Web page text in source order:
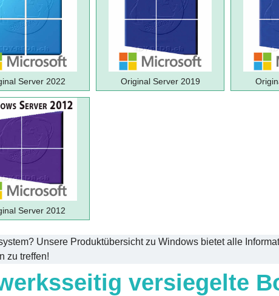
Server 2022 Original Server 2019
Server 2012
Unsere Produktübersicht zu Windows bietet alle
zu treffen!
versiegelte